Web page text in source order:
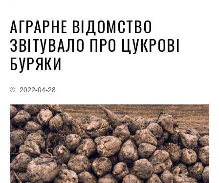
АГРАРНЕ ВІДОМСТВО
ЗВІТУВАЛО ПРО ЦУКРОВІ
БУРЯКИ
2022-04-28